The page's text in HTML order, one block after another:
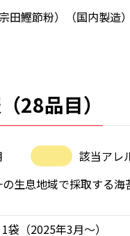
田鰹節粉）（国内製造
28品目）
該当アレ
生息地域で採取する